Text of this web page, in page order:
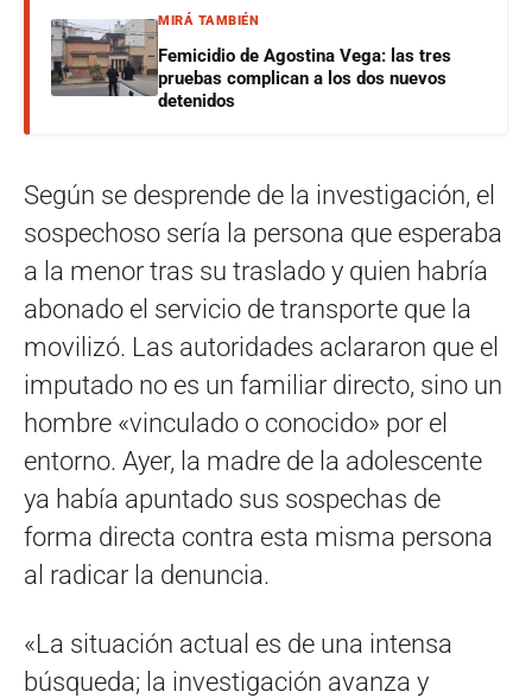
MIRÁ TAMBIÉN
Femicidio de Agostina Vega: las tres
pruebas complican a los dos nuevos
detenidos
Según se desprende de la investigación, el
sospechoso sería la persona que esperaba
a la menor tras su traslado y quien habría
abonado el servicio de transporte que la
movilizó. Las autoridades aclararon que el
imputado no es un familiar directo, sino un
hombre «vinculado o conocido» por el
entorno. Ayer, la madre de la adolescente
ya había apuntado sus sospechas de
forma directa contra esta misma persona
al radicar la denuncia.
«La situación actual es de una intensa
búsqueda; la investigación avanza y